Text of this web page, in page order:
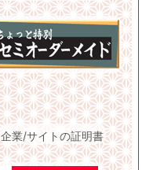
企業/サイトの証明書